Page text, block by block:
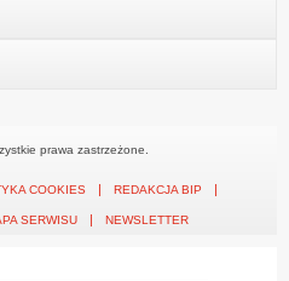
prawa zastrzeżone.
COOKIES REDAKCJA BIP
SERWISU NEWSLETTER